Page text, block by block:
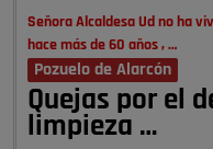
Señora Alcaldesa Ud no ha
hace más de 60 años , …
Pozuelo de Alarcón
Quejas por el
limpieza …